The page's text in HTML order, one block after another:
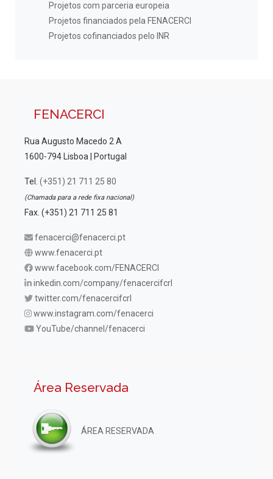
Projetos com parceria europeia
Projetos financiados pela FENACERCI
Projetos cofinanciados pelo INR
FENACERCI
Rua Augusto Macedo 2 A
1600-794 Lisboa | Portugal
Tel. (+351) 21 711 25 80
(Chamada para a rede fixa nacional)
Fax. (+351) 21 711 25 81
fenacerci@fenacerci.pt
www.fenacerci.pt
www.facebook.com/FENACERCI
inkedin.com/company/fenacercifcrl
twitter.com/fenacercifcrl
www.instagram.com/fenacerci
YouTube/channel/fenacerci
Área Reservada
ÁREA RESERVADA